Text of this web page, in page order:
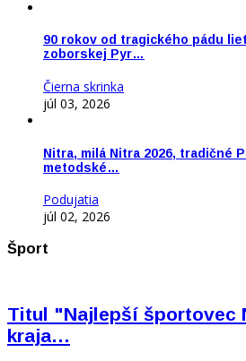
90 rokov od tragického pádu
zoborskej Pyr…
Čierna skrinka
júl 03, 2026
Nitra, milá Nitra 2026, tradičné
metodské…
Podujatia
júl 02, 2026
Šport
Titul "Najlepší športovec
kraja…